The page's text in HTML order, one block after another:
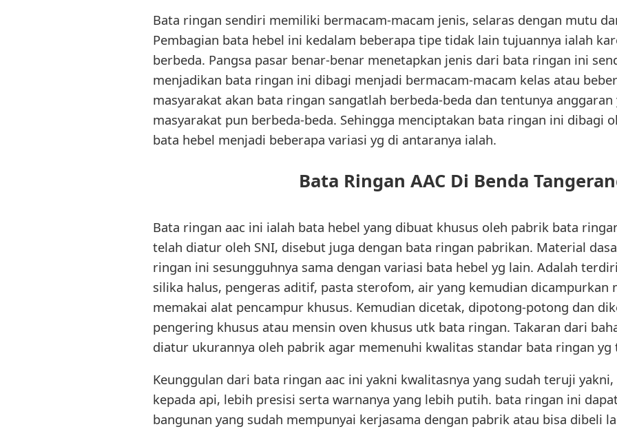
Bata ringan sendiri memiliki bermacam-macam jenis, selaras dengan mutu
Pembagian bata hebel ini kedalam beberapa tipe tidak lain tujuannya ialah
berbeda. Pangsa pasar benar-benar menetapkan jenis dari bata ringan ini
menjadikan bata ringan ini dibagi menjadi bermacam-macam kelas atau
masyarakat akan bata ringan sangatlah berbeda-beda dan tentunya
masyarakat pun berbeda-beda. Sehingga menciptakan bata ringan ini dibagi
bata hebel menjadi beberapa variasi yg di antaranya ialah.
Bata Ringan AAC Di Benda
Bata ringan aac ini ialah bata hebel yang dibuat khusus oleh pabrik bata
telah diatur oleh SNI, disebut juga dengan bata ringan pabrikan. Material
ringan ini sesungguhnya sama dengan variasi bata hebel yg lain. Adalah
silika halus, pengeras aditif, pasta sterofom, air yang kemudian dicampurkan
memakai alat pencampur khusus. Kemudian dicetak, dipotong-potong dan
pengering khusus atau mensin oven khusus utk bata ringan. Takaran dari
diatur ukurannya oleh pabrik agar memenuhi kwalitas standar bata ringan
Keunggulan dari bata ringan aac ini yakni kwalitasnya yang sudah teruji
kepada api, lebih presisi serta warnanya yang lebih putih. bata ringan ini
bangunan yang sudah mempunyai kerjasama dengan pabrik atau bisa dibeli